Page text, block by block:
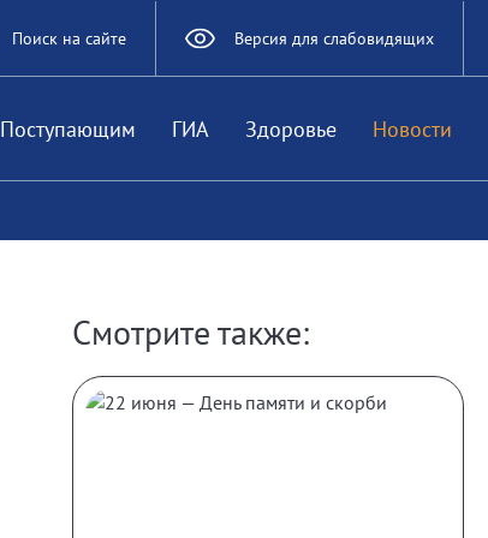
Поиск на сайте Версия для слабовидящих
Поступающим ГИА Здоровье Новости
Смотрите также: